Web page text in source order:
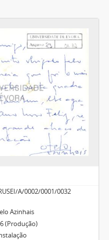
A/0002/0001/0032
Azinhais
(Produção)